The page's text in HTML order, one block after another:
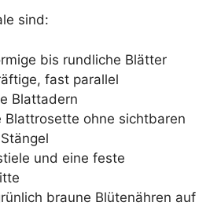
sind:
bis rundliche Blätter
fast parallel
Blattadern
Blattrosette ohne sichtbaren
und eine feste
braune Blütenähren auf